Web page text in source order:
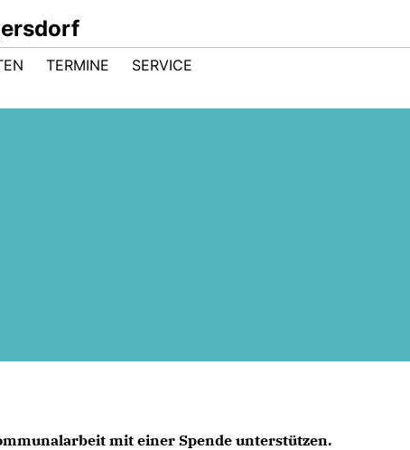
TERMINE SERVICE
mit einer Spende unterstützen.